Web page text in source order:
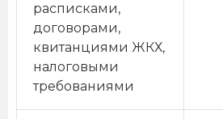
расписками,
договорами,
квитанциями ЖКХ,
налоговыми
требованиями